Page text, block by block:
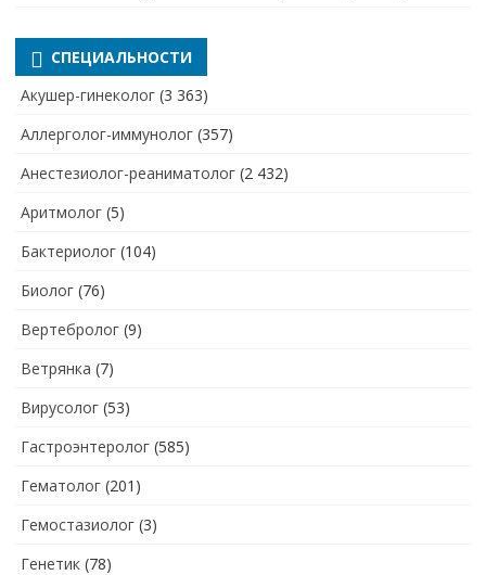
СПЕЦИАЛЬНОСТИ
Акушер-гинеколог (3 363)
Аллерголог-иммунолог (357)
Анестезиолог-реаниматолог (2 432)
Аритмолог (5)
Бактериолог (104)
Биолог (76)
Вертебролог (9)
Ветрянка (7)
Вирусолог (53)
Гастроэнтеролог (585)
Гематолог (201)
Гемостазиолог (3)
Генетик (78)